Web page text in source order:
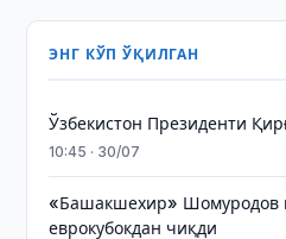
ЭНГ КЎП ЎҚИЛГАН
Ўзбекистон Президенти
10:45 · 30/07
«Башакшехир» Шомуродов
еврокубокдан чиқди